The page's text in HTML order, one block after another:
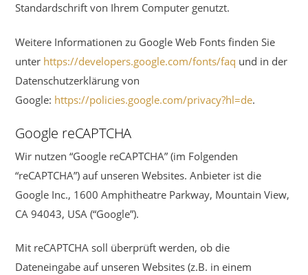
Standardschrift von Ihrem Computer genutzt.
Weitere Informationen zu Google Web Fonts finden Sie
unter https://developers.google.com/fonts/faq und in der
Datenschutzerklärung von
Google: https://policies.google.com/privacy?hl=de.
Google reCAPTCHA
Wir nutzen “Google reCAPTCHA” (im Folgenden
“reCAPTCHA”) auf unseren Websites. Anbieter ist die
Google Inc., 1600 Amphitheatre Parkway, Mountain View,
CA 94043, USA (“Google”).
Mit reCAPTCHA soll überprüft werden, ob die
Dateneingabe auf unseren Websites (z.B. in einem